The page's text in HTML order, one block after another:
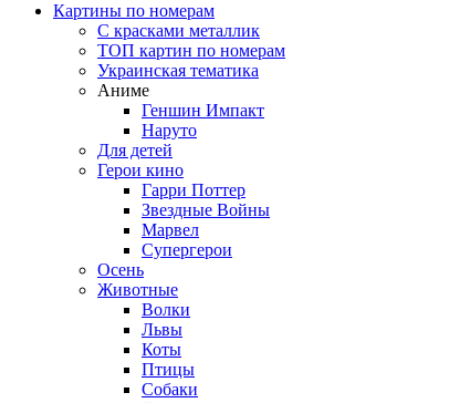
Картины по номерам
С красками металлик
ТОП картин по номерам
Украинская тематика
Аниме
Геншин Импакт
Наруто
Для детей
Герои кино
Гарри Поттер
Звездные Войны
Марвел
Супергерои
Осень
Животные
Волки
Львы
Коты
Птицы
Собаки